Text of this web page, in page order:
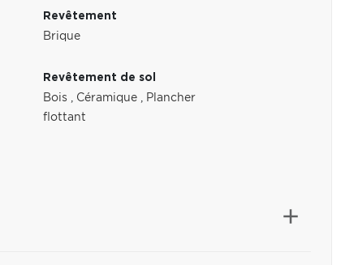
Revêtement
Brique
Revêtement de sol
Bois , Céramique , Plancher
flottant